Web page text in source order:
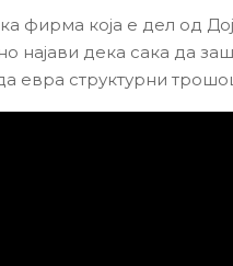
фирма која е дел од
најави дека сака да
евра структурни